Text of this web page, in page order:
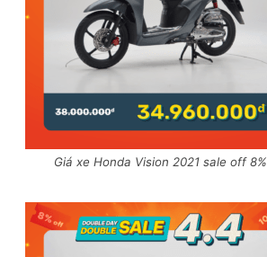
Giá xe Honda Vision 2021 sale off 8%